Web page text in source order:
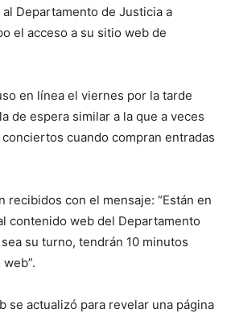
Departamento de Justicia a
el acceso a su sitio web de
en línea el viernes por la tarde
de espera similar a la que a veces
cuando compran entradas
recibidos con el mensaje: “Están en
contenido web del Departamento
su turno, tendrán 10 minutos
se actualizó para revelar una página